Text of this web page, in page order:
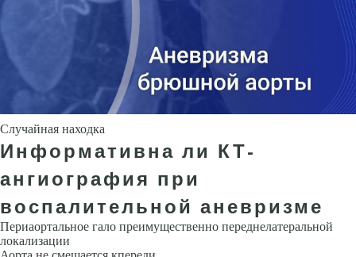
Случайная находка
Информативна ли КТ-
ангиография при
воспалительной аневризме
Периаортальное гало преимущественно переднелатеральной
локализа­ции